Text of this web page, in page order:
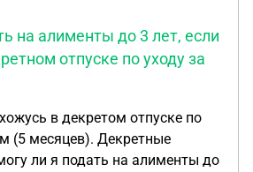
алименты?
на алименты до 3 лет, если
отпуске по уходу за
в декретом отпуске по
(5 месяцев). Декретные
ли я подать на алименты до